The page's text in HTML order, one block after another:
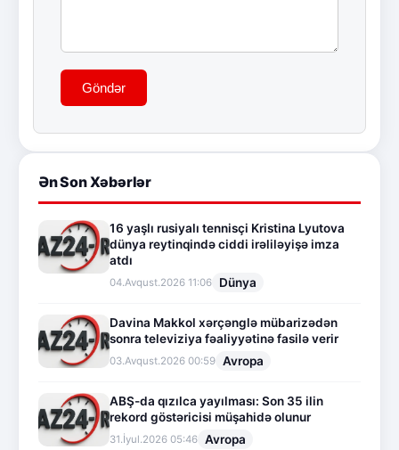
Göndər
Ən Son Xəbərlər
16 yaşlı rusiyalı tennisçi Kristina Lyutova
dünya reytinqində ciddi irəliləyişə imza
atdı
04.Avqust.2026 11:06 Dünya
Davina Makkol xərçənglə mübarizədən
sonra televiziya fəaliyyətinə fasilə verir
03.Avqust.2026 00:59 Avropa
ABŞ-da qızılca yayılması: Son 35 ilin
rekord göstəricisi müşahidə olunur
31.İyul.2026 05:46 Avropa